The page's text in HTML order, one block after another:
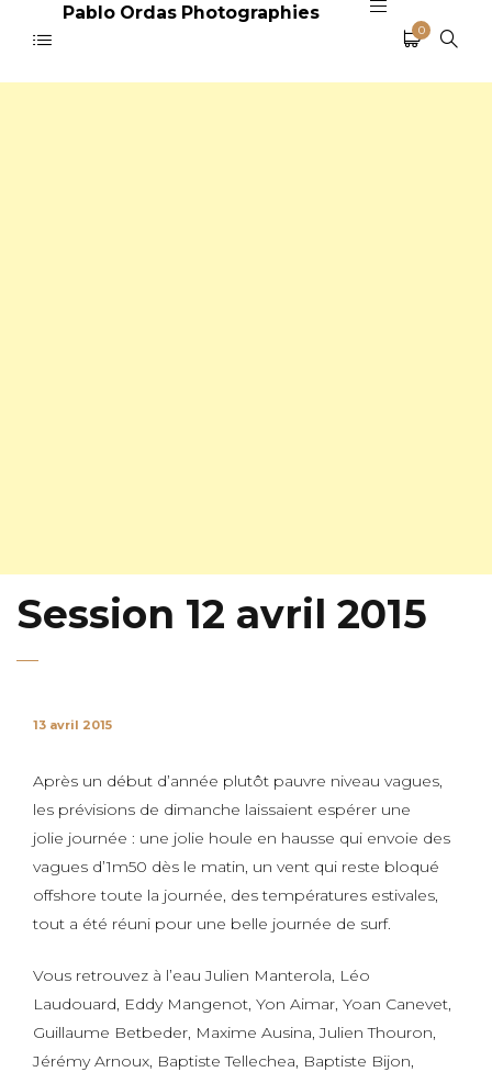
Pablo Ordas Photographies
0
Session 12 avril 2015
13 avril 2015
Après un début d’année plutôt pauvre niveau vagues,
les prévisions de dimanche laissaient espérer une
jolie journée : une jolie houle en hausse qui envoie des
vagues d’1m50 dès le matin, un vent qui reste bloqué
offshore toute la journée, des températures estivales,
tout a été réuni pour une belle journée de surf.
Vous retrouvez à l’eau Julien Manterola, Léo
Laudouard, Eddy Mangenot, Yon Aimar, Yoan Canevet,
Guillaume Betbeder, Maxime Ausina, Julien Thouron,
Jérémy Arnoux, Baptiste Tellechea, Baptiste Bijon,